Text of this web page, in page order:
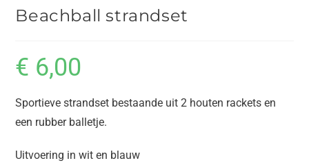
Beachball strandset
€ 6,00
Sportieve strandset bestaande uit 2 houten rackets en
een rubber balletje.
Uitvoering in wit en blauw